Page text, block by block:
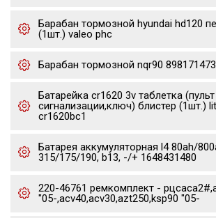
Барабан тормозной hyundai hd120
(1шт.) valeo phc
Барабан тормозной nqr90
Батарейка cr1620 3v таблетка (пульт
сигнализации,ключ) блистер (1шт.)
cr1620bc1
Батарея аккумуляторная l4 80ah/
315/175/190, b13, -/+ 1648431480
220-46761 ремкомплект -
"05-,acv40,acv30,azt250,ksp90 "05-